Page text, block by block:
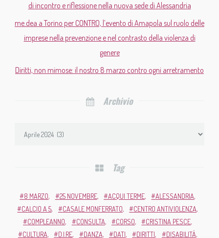
di incontro e riflessione nella nuova sede di Alessandria
me.dea a Torino per CONTRO, l’evento di Amapola sul ruolo delle
imprese nella prevenzione e nel contrasto della violenza di
genere
Diritti, non mimose: il nostro 8 marzo contro ogni arretramento
Archivio
Tag
8 MARZO 25 NOVEMBRE ACQUI TERME
ALESSANDRIA
CALCIO A 5
CASALE MONFERRATO
CENTRO ANTIVIOLENZA
COMPLEANNO
CONSULTA CORSO
CRISTINA PESCE
CULTURA
D.I.RE DANZA DATI DIRITTI DISABILITÀ